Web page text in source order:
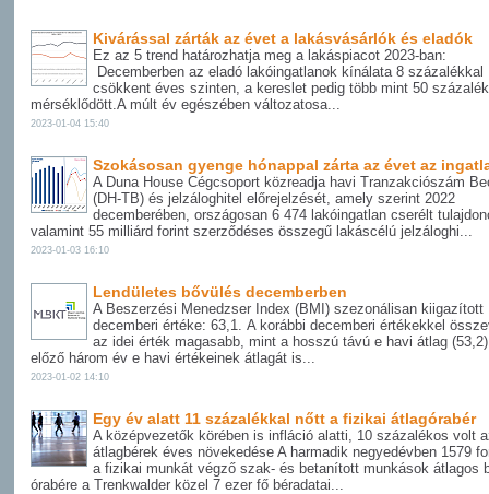
Kivárással zárták az évet a lakásvásárlók és eladók
Ez az 5 trend határozhatja meg a lakáspiacot 2023-ban:
Decemberben az eladó lakóingatlanok kínálata 8 százalékkal
csökkent éves szinten, a kereslet pedig több mint 50
mérséklődött.A múlt év egészében változatosa...
2023-01-04 15:40
Szokásosan gyenge hónappal zárta az évet az
A Duna House Cégcsoport közreadja havi Tranzakciószám
(DH-TB) és jelzáloghitel előrejelzését, amely szerint 2022
decemberében, országosan 6 474 lakóingatlan cserélt
valamint 55 milliárd forint szerződéses összegű lakáscélú jelzáloghi...
2023-01-03 16:10
Lendületes bővülés decemberben
A Beszerzési Menedzser Index (BMI) szezonálisan kiigazított
decemberi értéke: 63,1. A korábbi decemberi értékekkel
az idei érték magasabb, mint a hosszú távú e havi átlag
előző három év e havi értékeinek átlagát is...
2023-01-02 14:10
Egy év alatt 11 százalékkal nőtt a fizikai átlagórabér
A középvezetők körében is infláció alatti, 10 százalékos volt
átlagbérek éves növekedése A harmadik negyedévben 1579
a fizikai munkát végző szak- és betanított munkások átlagos
órabére a Trenkwalder közel 7 ezer fő béradatai...